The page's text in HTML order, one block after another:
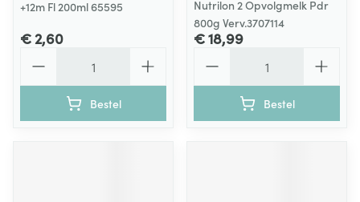
+12m Fl 200ml 65595
€ 2,60
Bestel
Nutrilon 2 Opvolgmelk Pdr
800g Verv.3707114
€ 18,99
Bestel